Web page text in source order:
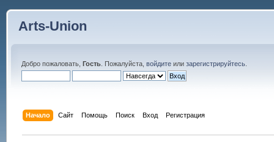
Arts-Union
Добро пожаловать, Гость. Пожалуйста, войдитеили зарегистрируйтесь.
Начало Сайт Помощь Поиск Вход Регистрация